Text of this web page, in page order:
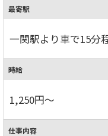
最寄駅
一関駅より車で15分
時給
1,250円～
仕事内容